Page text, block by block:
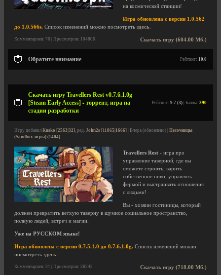
на космической станции!
Игра обновлена с версии 1.0.562
до 1.0.566s. Список изменений можно посмотреть здесь
Скачать игру (604.00 Мб.)
Комментариев: 76 | Просмотров: 104806
Обратите внимание Рейтинг: 10.0
Скачать игру Travellers Rest v0.7.6.1.0g
[Steam Early Access] - торрент, игра на
стадии разработки
Рейтинг: 9.7 (3) | Баллы: 390
Игру добавил Kusko [2563|32], ред. John2s [11865|1666] | Вчера (обновлено) | Песочницы
(Sandbox-игры) (1404)
Travellers Rest - игра про
управление таверной, где вы
сможете строить, варить
собственное пиво, управлять
фермой и выстраивать отношения
с людьми!
Вы - хозяин гостиницы, который
должен превратить ветхую таверну в шумное социальное пространство,
полную людей, встреч и магии.
Уже на РУССКОМ языке!
Игра обновлена с версии 0.7.5.1.0 до 0.7.6.1.0g. Список изменений можно
посмотреть здесь
Скачать игру (718.00 Мб.)
Комментариев: 31 | Просмотров: 36245